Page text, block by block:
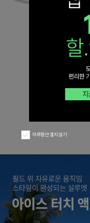
하루동안 열지 않기